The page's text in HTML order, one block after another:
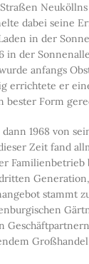
dabei seine
in der
in der
anfangs
errichtete er
bester Form
dann 1968 von
Zeit fand
Familienbetrieb
stammt